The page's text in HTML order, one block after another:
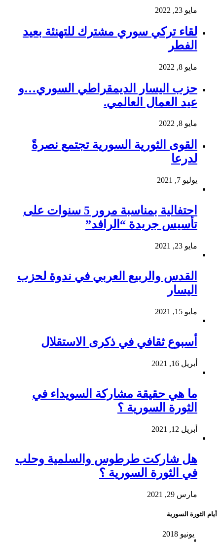
مايو 23, 2022
لقاء تركي سوري مشترك للتهنئة بعيد
الفطر
مايو 8, 2022
حزب اليسار الديمقراطي السوري…و
عيد العمال العالمي.
مايو 8, 2022
القوى الثورية السورية تجتمع نصرةً
لدرعا
يوليو 7, 2021
احتفالية بمناسبة مرور 5 سنوات على
تأسيس جريدة “الرافد”
مايو 23, 2021
القدس والربيع العربي في ندوة لحزب
اليسار
مايو 15, 2021
أسبوع ثقافي في ذكرى الاستقلال
أبريل 16, 2021
ما هي حقيقة مشاركة السويداء في
الثورة السورية ؟
أبريل 12, 2021
هل شاركت طرطوس والسلمية وحلب
في الثورة السورية ؟
مارس 29, 2021
أيام الثورة السورية
يونيو 2018